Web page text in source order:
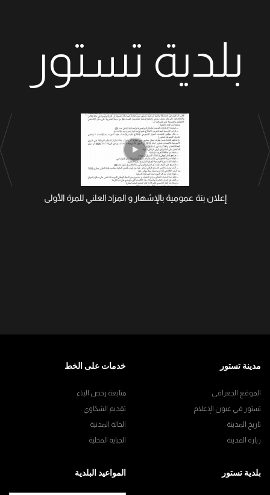
بلدية تستور
إعلان بتة عمومية بالإشهار و المزاد العلني للمرة الأولى
مدينة تستور
الموقع الجغرافي
تستور في عيون الإعلام
تاريخ المدينة
زيارة المدينة
خدمات على الخط
متابعة رخص البناء
تقديم الشكاوي
الحالة المدنية
الجباية المحلية
بلدية تستور المواعيد البلدية